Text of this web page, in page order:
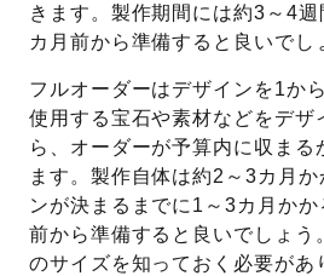
きます。製作期間には約3～4
カ月前から準備すると良いでし
フルオーダーはデザインを1か
使用する宝石や素材などをデザ
ら、オーダーが予算内に収まる
ます。製作自体は約2～3カ月
ンが決まるまでに1～3カ月か
前から準備すると良いでしょう
のサイズを知っておく必要があ